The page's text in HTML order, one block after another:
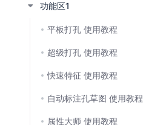
功能区1
平板打孔 使用教程
超级打孔 使用教程
快速特征 使用教程
自动标注孔草图 使用教程
属性大师 使用教程